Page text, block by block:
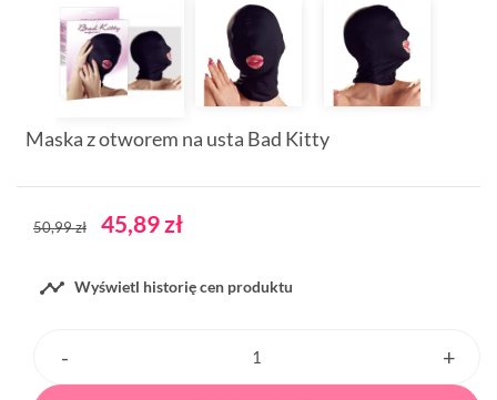
Maska z otworem na usta Bad Kitty
50,99 zł 45,89 zł
 Wyświetl historię cen produktu